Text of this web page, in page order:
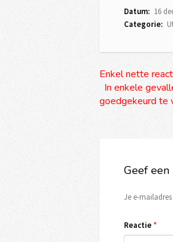
Datum: 16
Categorie:
Enkel nette
In enkele
goedgekeurd te
Geef een
Je e-
Reactie*